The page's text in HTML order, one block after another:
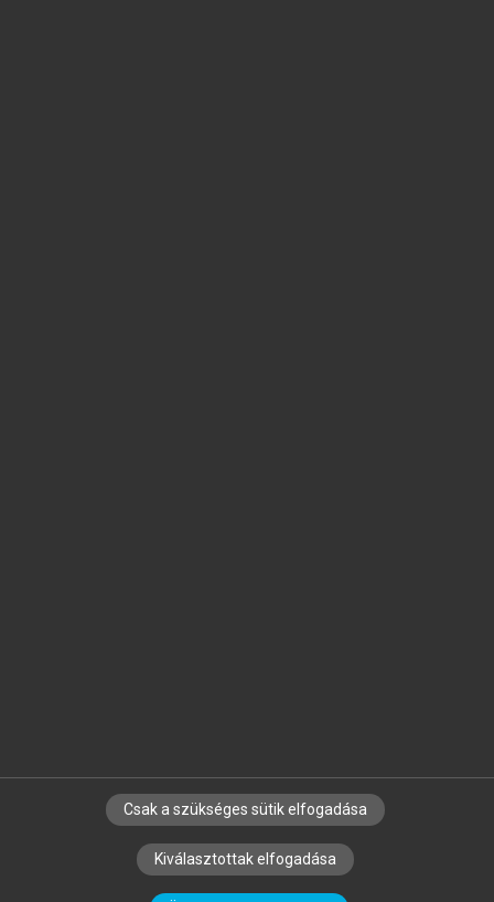
SZERZŐKNEK CÉGEKNEK KÖNYVTÁROSOKNAK
SZERKESZTÉSI ÉS LEKTORÁLÁSI ALAPELVEK
Csak a szükséges sütik elfogadása
Kiválasztottak elfogadása